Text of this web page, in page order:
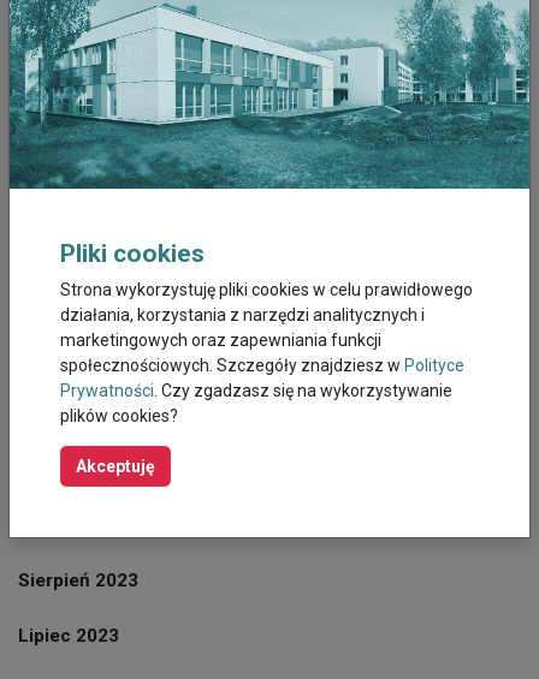
Marzec 2026
Luty 2026
Styczeń 2026
Grudzień 2025
Listopad 2025
Październik 2025
Wrzesień 2025
Sierpień 2025
Październik 2023
Sierpień 2023
Lipiec 2023
Pliki cookies
Strona wykorzystuję pliki cookies w celu prawidłowego
działania, korzystania z narzędzi analitycznych i
marketingowych oraz zapewniania funkcji
społecznościowych. Szczegóły znajdziesz w Polityce
Prywatności. Czy zgadzasz się na wykorzystywanie
plików cookies?
Akceptuję